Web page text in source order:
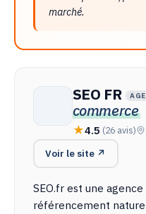
marché.
SEO FR
commerce
4.5 (26 avis)
Voir le site ↗
SEO.fr est une
référencement